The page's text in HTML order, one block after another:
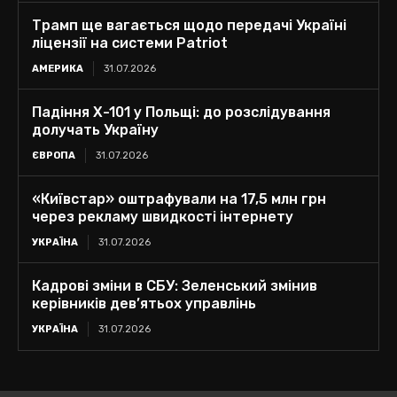
Трамп ще вагається щодо передачі Україні
ліцензії на системи Patriot
АМЕРИКА 31.07.2026
Падіння Х-101 у Польщі: до розслідування
долучать Україну
ЄВРОПА 31.07.2026
«Київстар» оштрафували на 17,5 млн грн
через рекламу швидкості інтернету
УКРАЇНА 31.07.2026
Кадрові зміни в СБУ: Зеленський змінив
керівників дев’ятьох управлінь
УКРАЇНА 31.07.2026